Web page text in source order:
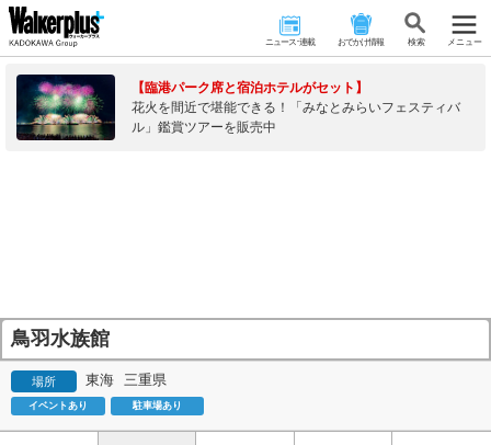
ニュース･連載 おでかけ情報 検 索 メニュー
【臨港パーク席と宿泊ホテルがセット】
花火を間近で堪能できる！「みなとみらいフェスティバ
ル」鑑賞ツアーを販売中
鳥羽水族館
場所 東海 三重県
イベントあり 駐車場あり